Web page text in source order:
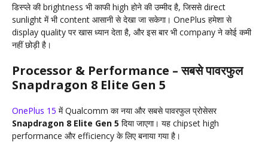
डिस्प्ले की brightness भी काफी high होने की उम्मीद है, जिससे direct
sunlight में भी content आसानी से देखा जा सकेगा। OnePlus हमेशा से
display quality पर खास ध्यान देता है, और इस बार भी company ने कोई कमी
नहीं छोड़ी है।
Processor & Performance – सबसे पावरफुल
Snapdragon 8 Elite Gen 5
OnePlus 15 में Qualcomm का नया और सबसे पावरफुल प्रोसेसर
Snapdragon 8 Elite Gen 5 दिया जाएगा। यह chipset high
performance और efficiency के लिए बनाया गया है।